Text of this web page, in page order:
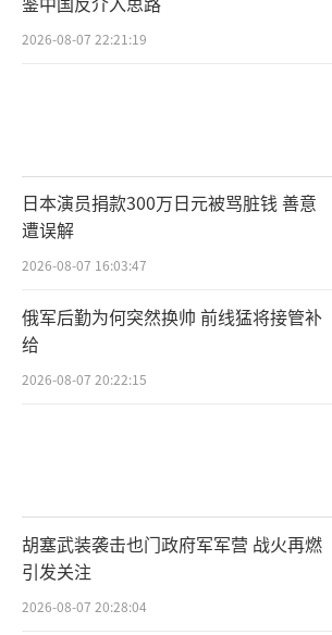
2026-08-07 22:21:19
日本演员捐款300万日元被骂脏钱 善意
遭误解
2026-08-07 16:03:47
俄军后勤为何突然换帅 前线猛将接管补
给
2026-08-07 20:22:15
胡塞武装袭击也门政府军军营 战火再燃
引发关注
2026-08-07 20:28:04